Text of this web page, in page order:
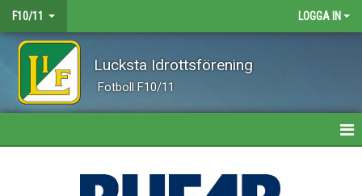
F10/11 LOGGA IN
Lucksta Idrottsförening
Fotboll F10/11